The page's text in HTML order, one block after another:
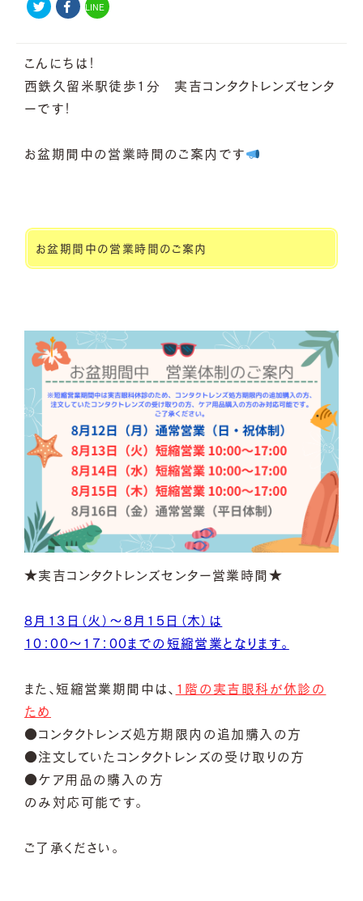
LINE
こんにちは！
西鉄久留米駅徒歩1分 実吉コンタクトレンズセンタ
ーです！
お盆期間中の営業時間のご案内です
お盆期間中の営業時間のご案内
★実吉コンタクトレンズセンター営業時間★
8月13日（火）～8月15日（木）は
10：00～17：00までの短縮営業となります。
また、短縮営業期間中は、 1階の実吉眼科が休診の
ため
●コンタクトレンズ処方期限内の追加購入の方
●注文していたコンタクトレンズの受け取りの方
●ケア用品の購入の方
のみ対応可能です。
ご了承ください。